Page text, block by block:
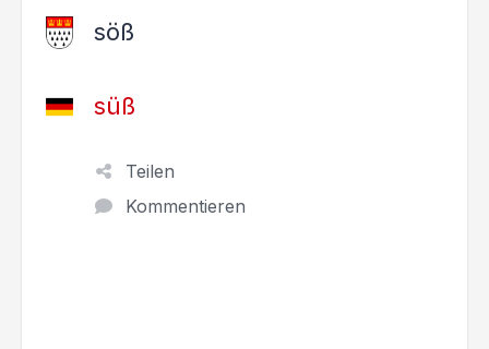
söß
süß
Teilen
Kommentieren